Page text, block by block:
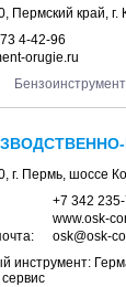
, Пермский край, г.
4-42-96
orugie.ru
Бензоинструмент
, г. Пермь, шоссе
+7 342
www.osk-
osk@osk-
инструмент: